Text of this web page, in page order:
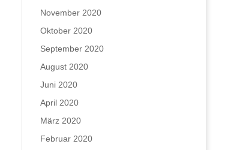
November 2020
Oktober 2020
September 2020
August 2020
Juni 2020
April 2020
März 2020
Februar 2020